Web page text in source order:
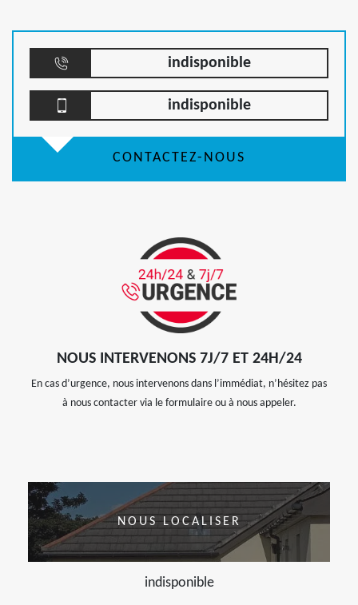
indisponible
indisponible
CONTACTEZ-NOUS
NOUS INTERVENONS 7J/7 ET 24H/24
En cas d’urgence, nous intervenons dans l’immédiat, n’hésitez pas
à nous contacter via le formulaire ou à nous appeler.
NOUS LOCALISER
indisponible